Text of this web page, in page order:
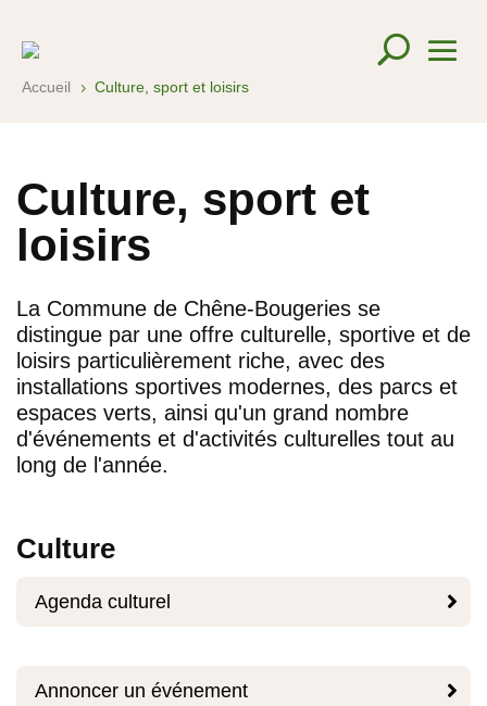
Accueil 5 Culture, sport et loisirs
Culture, sport et
loisirs
La Commune de Chêne-Bougeries se
distingue par une offre culturelle, sportive et de
loisirs particulièrement riche, avec des
installations sportives modernes, des parcs et
espaces verts, ainsi qu'un grand nombre
d'événements et d'activités culturelles tout au
long de l'année.
Culture

Agenda culturel

Annoncer un événement